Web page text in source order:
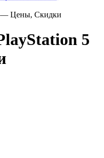
— Цены, Скидки
5